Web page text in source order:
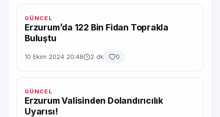
GÜNCEL
Erzurum’da 122 Bin Fidan Toprakla
Buluştu
10 Ekim 2024 20:48 2 dk 0
GÜNCEL
Erzurum Valisinden Dolandırıcılık
Uyarısı!